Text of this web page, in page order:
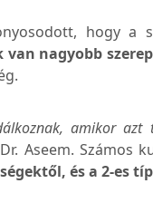
hogy a
nagyobb
amikor
Aseem. Számos
és a 2-es